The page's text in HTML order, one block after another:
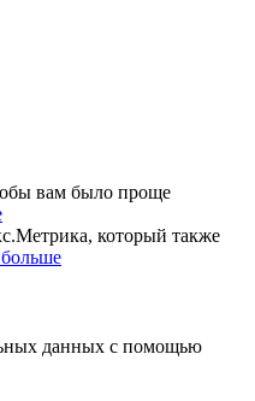
вам было проще
который также
данных с помощью